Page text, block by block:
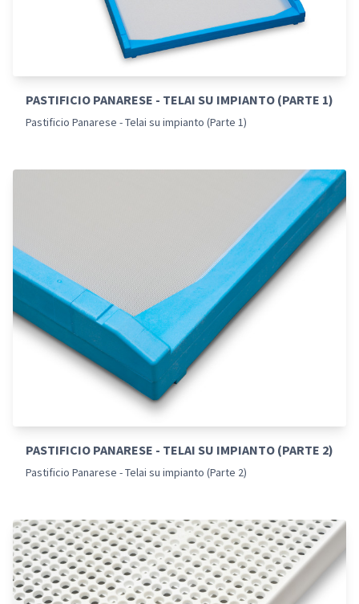
PASTIFICIO PANARESE - TELAI SU IMPIANTO (PARTE 1)
Pastificio Panarese - Telai su impianto (Parte 1)
PASTIFICIO PANARESE - TELAI SU IMPIANTO (PARTE 2)
Pastificio Panarese - Telai su impianto (Parte 2)